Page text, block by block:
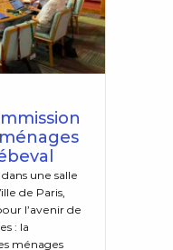
une salle
de Paris,
l’avenir de
: la
ménages